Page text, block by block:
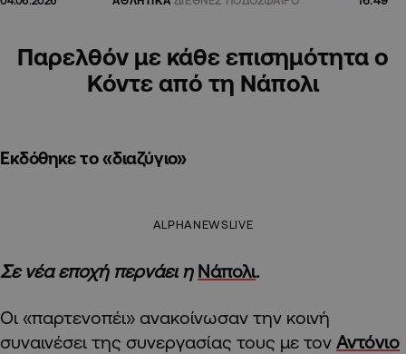
Παρελθόν με κάθε επισημότητα ο
Κόντε από τη Νάπολι
Εκδόθηκε το «διαζύγιο»
ALPHANEWSLIVE
Σε νέα εποχή περνάει η Νάπολι.
Οι «παρτενοπέι» ανακοίνωσαν την κοινή
συναινέσει της συνεργασίας τους με τον Αντόνιο